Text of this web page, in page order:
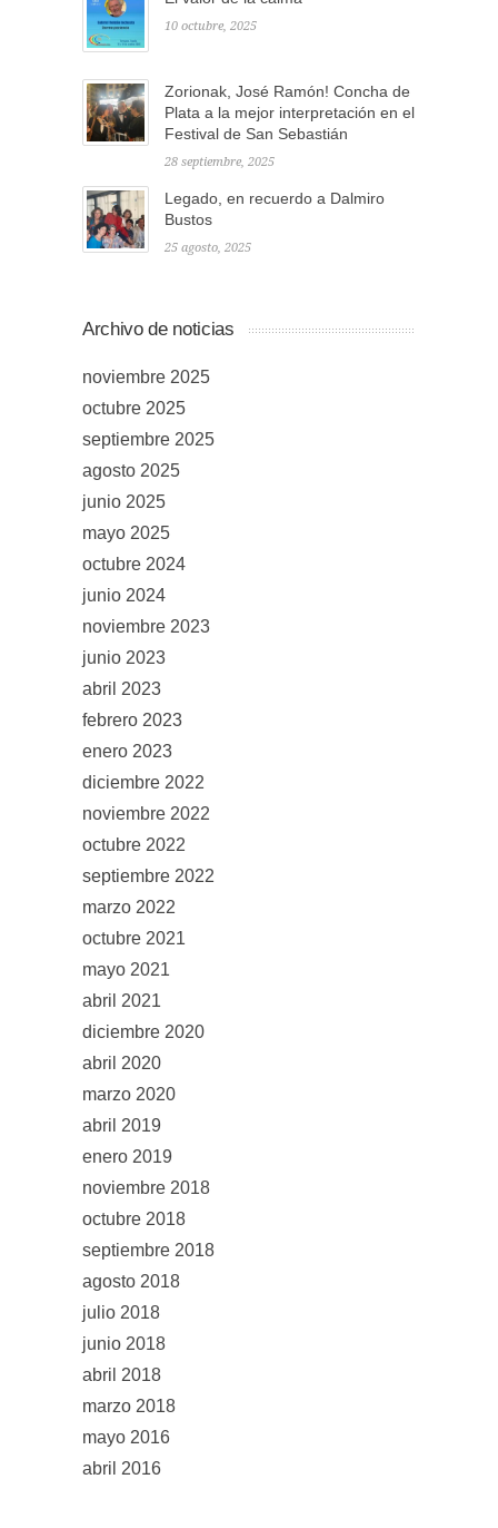
10 octubre, 2025
Zorionak, José Ramón! Concha de
Plata a la mejor interpretación en el
Festival de San Sebastián
28 septiembre, 2025
Legado, en recuerdo a Dalmiro
Bustos
25 agosto, 2025
Archivo de noticias
noviembre 2025
octubre 2025
septiembre 2025
agosto 2025
junio 2025
mayo 2025
octubre 2024
junio 2024
noviembre 2023
junio 2023
abril 2023
febrero 2023
enero 2023
diciembre 2022
noviembre 2022
octubre 2022
septiembre 2022
marzo 2022
octubre 2021
mayo 2021
abril 2021
diciembre 2020
abril 2020
marzo 2020
abril 2019
enero 2019
noviembre 2018
octubre 2018
septiembre 2018
agosto 2018
julio 2018
junio 2018
abril 2018
marzo 2018
mayo 2016
abril 2016